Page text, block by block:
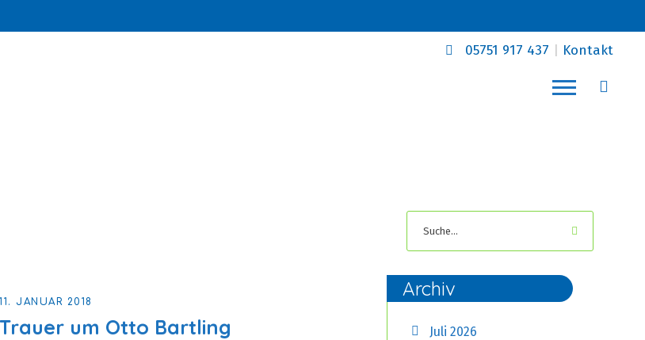
05751 917 437 Kontakt
11. JANUAR 2018
Trauer um Otto Bartling
Archiv
Juli 2026